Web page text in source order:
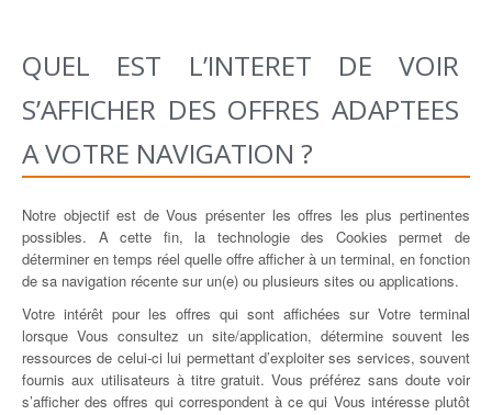
QUEL EST L’INTERET DE VOIR
S’AFFICHER DES OFFRES ADAPTEES
A VOTRE NAVIGATION ?
Notre objectif est de Vous présenter les offres les plus pertinentes
possibles. A cette fin, la technologie des Cookies permet de
déterminer en temps réel quelle offre afficher à un terminal, en fonction
de sa navigation récente sur un(e) ou plusieurs sites ou applications.
Votre intérêt pour les offres qui sont affichées sur Votre terminal
lorsque Vous consultez un site/application, détermine souvent les
ressources de celui-ci lui permettant d’exploiter ses services, souvent
fournis aux utilisateurs à titre gratuit. Vous préférez sans doute voir
s’afficher des offres qui correspondent à ce qui Vous intéresse plutôt